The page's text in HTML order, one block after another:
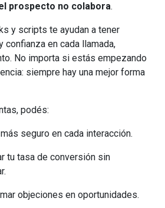
prospecto no colabora.
y scripts te ayudan a tener
confianza en cada llamada,
No importa si estás empezando
siempre hay una mejor forma
podés:
seguro en cada interacción.
tu tasa de conversión sin
objeciones en oportunidades.